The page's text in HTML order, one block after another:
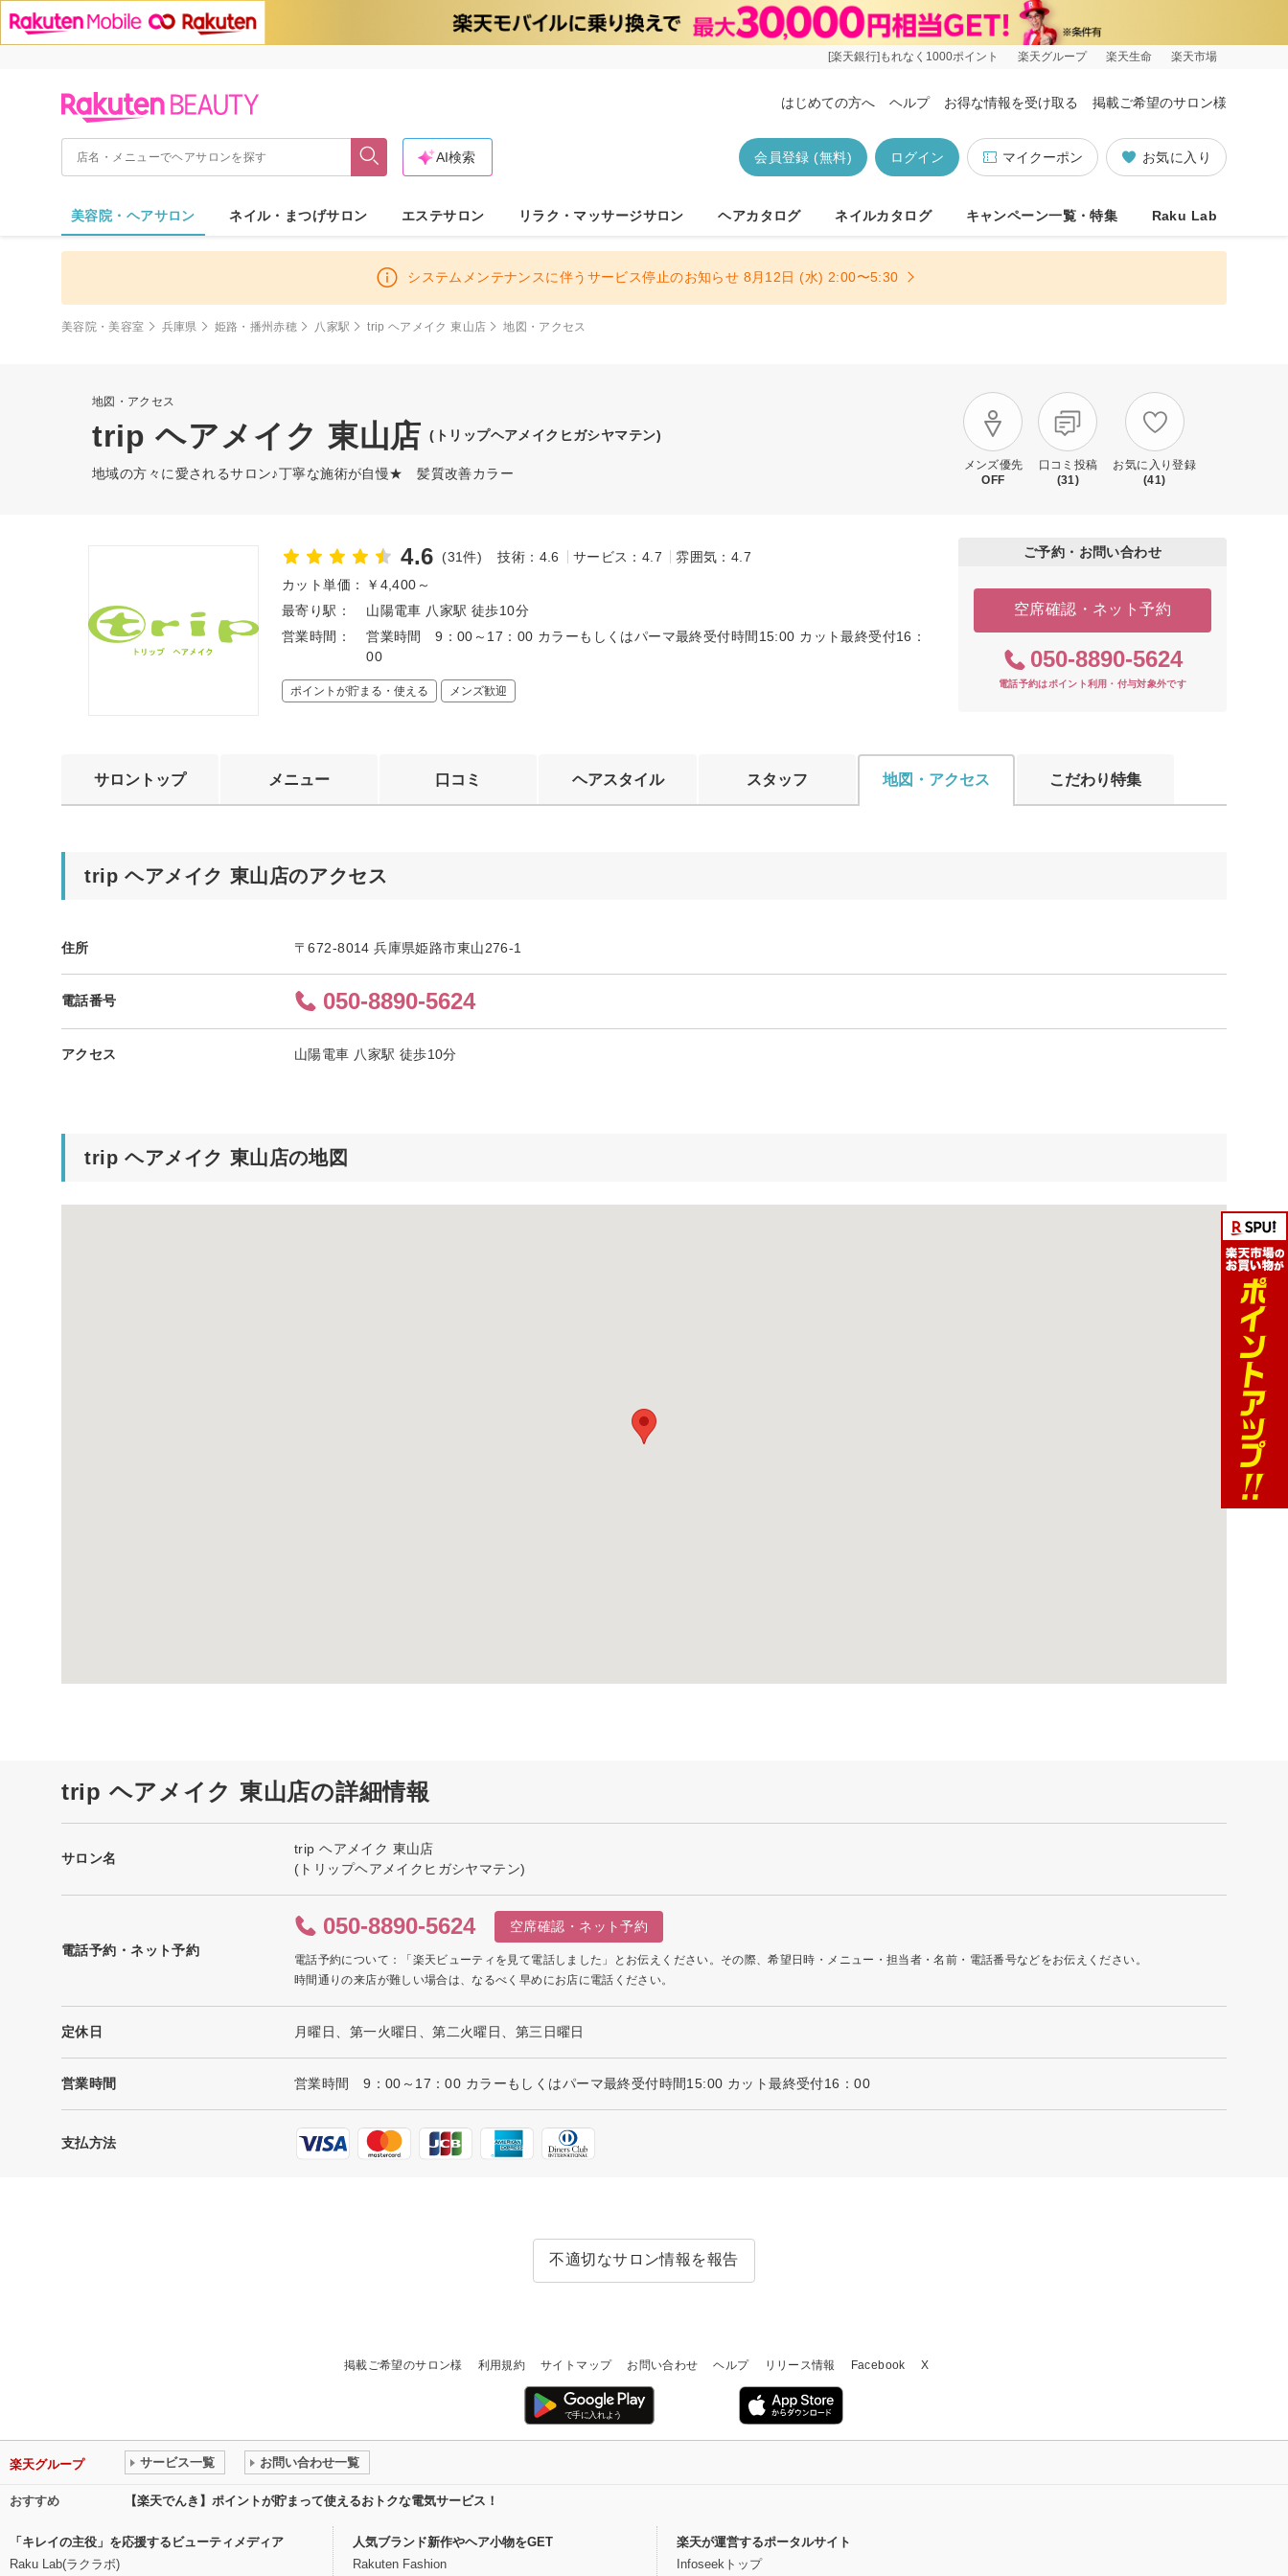
[楽天銀行]もれなく1000ポイント 楽天グループ 楽天生命 楽天市場
はじめての方へ ヘルプ お得な情報を受け取る 掲載ご希望のサロン様
お気に入り
マイクーポン
ログイン
会員登録 (無料)
AI検索
美容院・ヘアサロン ネイル・まつげサロン エステサロン リラク・マッサージサロン ヘアカタログ ネイルカタログ キャンペーン一覧・特集 Raku Lab
システムメンテナンスに伴うサービス停止のお知らせ 8月12日 (水) 2:00〜5:30
美容院・美容室 兵庫県 姫路・播州赤穂 八家駅 trip ヘアメイク 東山店 地図・アクセス
地図・アクセス
trip ヘアメイク 東山店 (トリップヘアメイクヒガシヤマテン)
地域の方々に愛されるサロン♪丁寧な施術が自慢★ 髪質改善カラー
メンズ優先
OFF
口コミ投稿
(31)
お気に入り登録
(41)
4.6 (31件) 技術：4.6 サービス：4.7
雰囲気：4.7
カット単価：
￥4,400～
最寄り駅：
山陽電車 八家駅 徒歩10分
営業時間：
営業時間 9：00～17：00 カラーもしくはパーマ最終受付時間15:00 カット最終受付16：
00
ポイントが貯まる・使える メンズ歓迎
ご予約・お問い合わせ
空席確認・ネット予約
050-8890-5624
電話予約はポイント利用・付与対象外です
サロントップ メニュー 口コミ ヘアスタイル スタッフ 地図・アクセス こだわり特集
trip ヘアメイク 東山店のアクセス
住所 〒672-8014 兵庫県姫路市東山276-1
電話番号 050-8890-5624
アクセス 山陽電車 八家駅 徒歩10分
trip ヘアメイク 東山店の地図
trip ヘアメイク 東山店の詳細情報
サロン名
trip ヘアメイク 東山店
(トリップヘアメイクヒガシヤマテン)
電話予約・ネット予約
050-8890-5624 空席確認・ネット予約
電話予約について：「楽天ビューティを見て電話しました」とお伝えください。その際、希望日時・メニュー・担当者・名前・電話番号などをお伝えください。
時間通りの来店が難しい場合は、なるべく早めにお店に電話ください。
定休日 月曜日、第一火曜日、第二火曜日、第三日曜日
営業時間 営業時間 9：00～17：00 カラーもしくはパーマ最終受付時間15:00 カット最終受付16：00
支払方法
不適切なサロン情報を報告
掲載ご希望のサロン様 利用規約 サイトマップ お問い合わせ ヘルプ リリース情報 Facebook X
楽天グループ サービス一覧 お問い合わせ一覧
おすすめ 【楽天でんき】ポイントが貯まって使えるおトクな電気サービス！
「キレイの主役」を応援するビューティメディア
Raku Lab(ラクラボ)
人気ブランド新作やヘア小物をGET
Rakuten Fashion
楽天が運営するポータルサイト
Infoseekトップ